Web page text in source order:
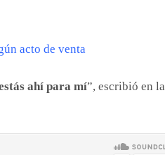
acto de venta
ahí para mí”, escribió en la